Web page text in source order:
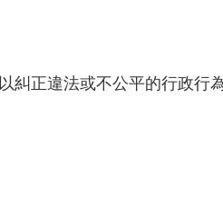
正違法或不公平的行政行為